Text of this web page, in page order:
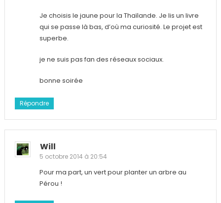
Je choisis le jaune pour la Thaïlande. Je lis un livre
qui se passe là bas, d’où ma curiosité. Le projet est
superbe.
je ne suis pas fan des réseaux sociaux.
bonne soirée
Répondre
Will
5 octobre 2014 à 20:54
Pour ma part, un vert pour planter un arbre au
Pérou !